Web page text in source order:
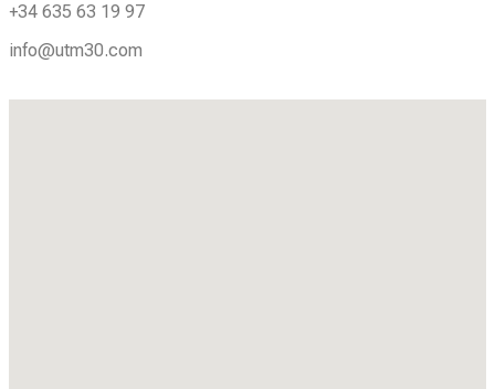
+34 635 63 19 97
info@utm30.com